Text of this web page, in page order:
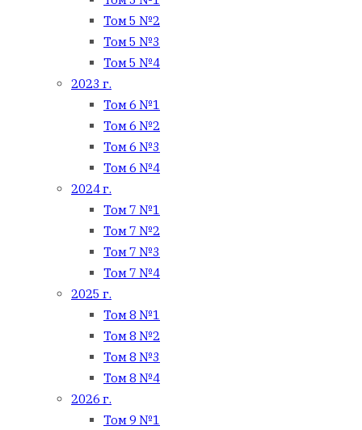
Том 5 №2
Том 5 №3
Том 5 №4
2023 г.
Том 6 №1
Том 6 №2
Том 6 №3
Том 6 №4
2024 г.
Том 7 №1
Том 7 №2
Том 7 №3
Том 7 №4
2025 г.
Том 8 №1
Том 8 №2
Том 8 №3
Том 8 №4
2026 г.
Том 9 №1